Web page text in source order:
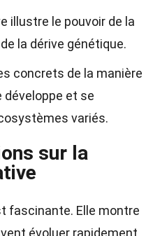
illustre le pouvoir de la
la dérive génétique.
concrets de la manière
développe et se
variés.
sur la
fascinante. Elle montre
évoluer rapidement